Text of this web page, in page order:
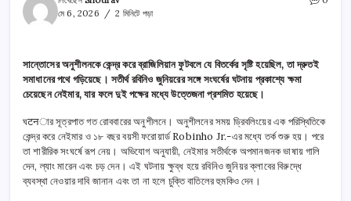
মে 6, 2026
2 মিনিটে পড়া
সান্তোসের অনুশীলনকে কেন্দ্র করে ব্রাজিলিয়ান ফুটবলে যে বিতর্কের সৃষ্টি হয়েছিল, তা দ্রুতই
সমাধানের পথে গড়িয়েছে। সতীর্থ রবিনিও জুনিয়রের সঙ্গে সংঘর্ষের ঘটনায় প্রকাশ্যে ক্ষমা
চেয়েছেন নেইমার, যার ফলে দুই পক্ষের মধ্যে উত্তেজনা প্রশমিত হয়েছে।
ঘटनার সূত্রপাত গত রোববারের অনুশীলনে। অনুশীলনের সময় ড্রিবলিংয়ের এক পরিস্থিতিকে
কেন্দ্র করে নেইমার ও ১৮ বছর বয়সী ফরোয়ার্ড Robinho Jr.-এর মধ্যে তর্ক শুরু হয়। পরে
তা শারীরিক সংঘর্ষে রূপ নেয়। অভিযোগ অনুযায়ী, নেইমার সতীর্থকে অপমানজনক ভাষায় গালি
দেন, ল্যাং মারেন এবং চড় দেন। এই ঘটনায় ক্ষুব্ধ হয়ে রবিনিও জুনিয়র ক্লাবের বিরুদ্ধে
ব্যবস্থা নেওয়ার দাবি জানান এবং তা না হলে চুক্তি বাতিলের হুমকিও দেন।